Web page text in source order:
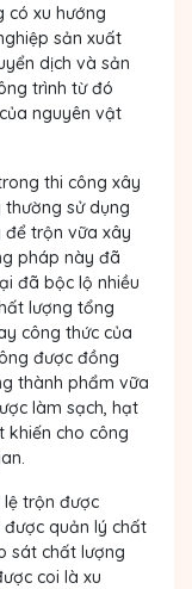
có xu hướng
sản xuất
dịch và sản
trình từ đó
nguyên vật
thi công xây
sử dụng
trộn vữa xây
pháp này đã
đã bộc lộ nhiều
lượng tổng
công thức của
được đồng
thành phẩm vữa
làm sạch, hạt
khiến cho công
lệ trộn được
quản lý chất
sát chất lượng
coi là xu